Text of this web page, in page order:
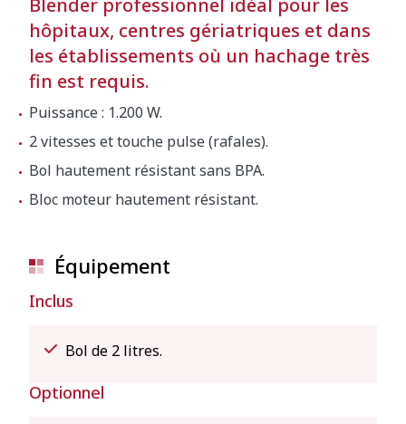
Blender professionnel idéal pour les
hôpitaux, centres gériatriques et dans
les établissements où un hachage très
fin est requis.
Puissance : 1.200 W.
2 vitesses et touche pulse (rafales).
Bol hautement résistant sans BPA.
Bloc moteur hautement résistant.
Équipement
Inclus
Bol de 2 litres.
Optionnel